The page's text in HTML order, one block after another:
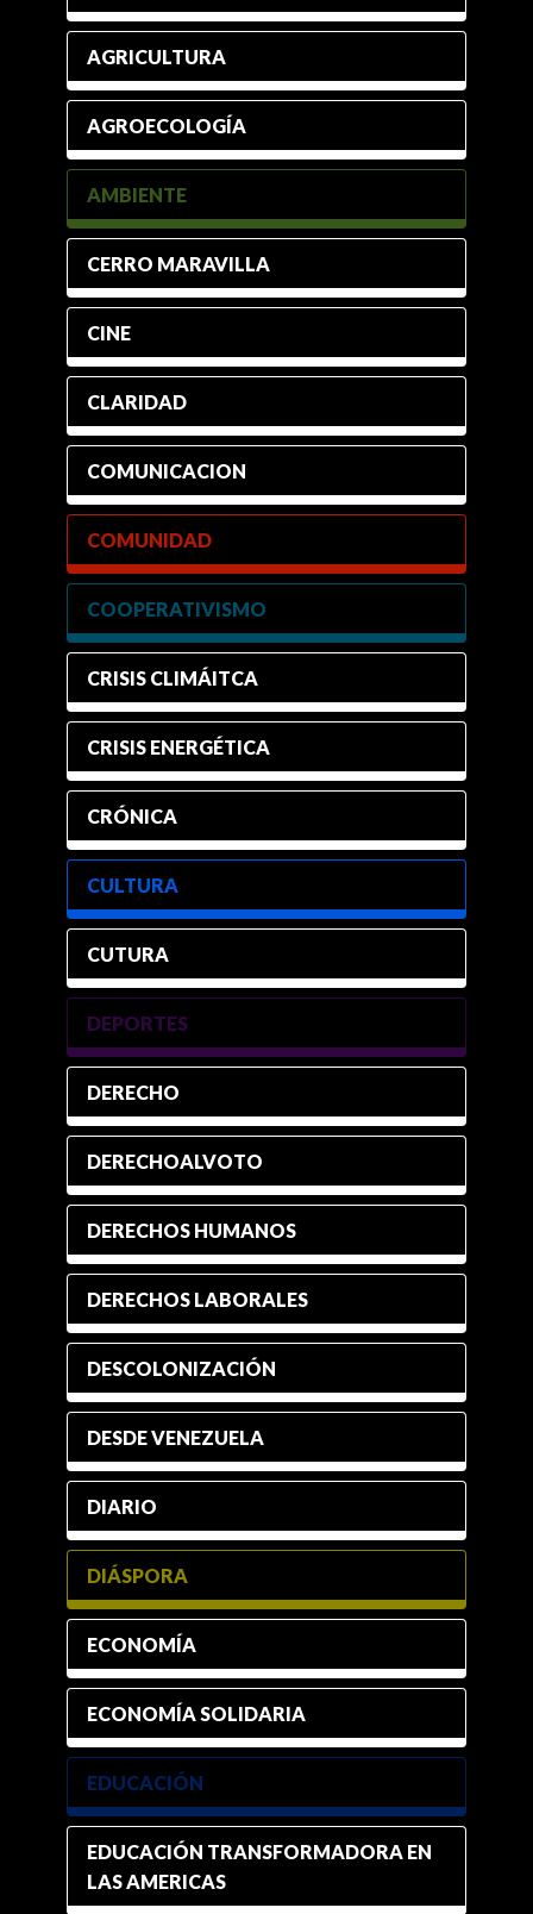
AGRICULTURA
AGROECOLOGÍA
AMBIENTE
CERRO MARAVILLA
CINE
CLARIDAD
COMUNICACION
COMUNIDAD
COOPERATIVISMO
CRISIS CLIMÁITCA
CRISIS ENERGÉTICA
CRÓNICA
CULTURA
CUTURA
DEPORTES
DERECHO
DERECHOALVOTO
DERECHOS HUMANOS
DERECHOS LABORALES
DESCOLONIZACIÓN
DESDE VENEZUELA
DIARIO
DIÁSPORA
ECONOMÍA
ECONOMÍA SOLIDARIA
EDUCACIÓN
EDUCACIÓN TRANSFORMADORA EN
LAS AMERICAS